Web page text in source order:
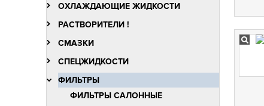
ОХЛАЖДАЮЩИЕ ЖИДКОСТИ
РАСТВОРИТЕЛИ !
СМАЗКИ
СПЕЦЖИДКОСТИ
ФИЛЬТРЫ
ФИЛЬТРЫ САЛОННЫЕ